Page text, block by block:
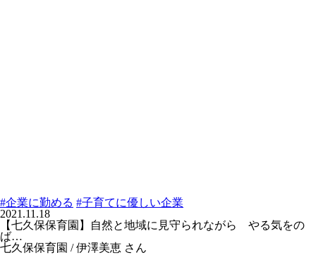
#企業に勤める #子育てに優しい企業
2021.11.18
【七久保保育園】自然と地域に見守られながら やる気をの
ば…
七久保保育園 / 伊澤美恵 さん